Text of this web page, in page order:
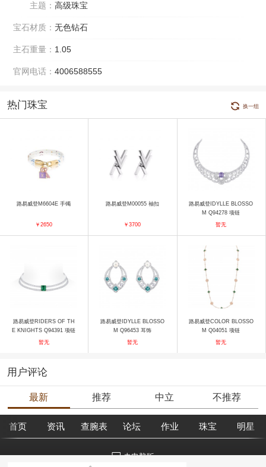
主题： 高级珠宝
宝石材质： 无色钻石
主石重量： 1.05
官网电话： 4006588555
热门珠宝 换一组
路易威登M6604E 手镯
￥2650
路易威登M00055 袖扣
￥3700
路易威登IDYLLE BLOSSO
M Q94278 项链
暂无
路易威登RIDERS OF TH
E KNIGHTS Q94391 项链
暂无
路易威登IDYLLE BLOSSO
M Q96453 耳饰
暂无
路易威登COLOR BLOSSO
M Q04051 项链
暂无
用户评论
最新 推荐 中立 不推荐
首页 资讯 查腕表 论坛 作业 珠宝 明星
去电脑版